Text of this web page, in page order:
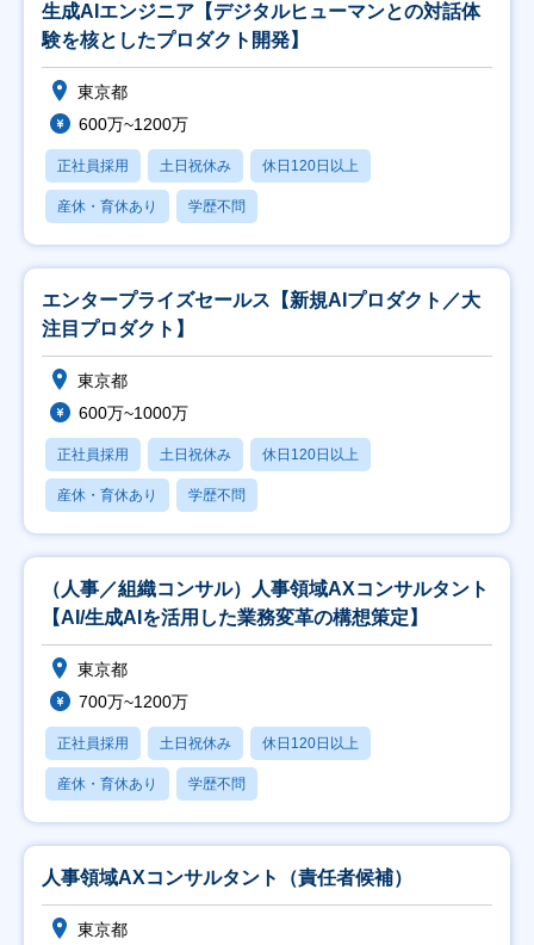
生成AIエンジニア【デジタルヒューマンとの対話体
験を核としたプロダクト開発】
東京都
600万~1200万
正社員採用 土日祝休み 休日120日以上
産休・育休あり 学歴不問
エンタープライズセールス【新規AIプロダクト／大
注目プロダクト】
東京都
600万~1000万
正社員採用 土日祝休み 休日120日以上
産休・育休あり 学歴不問
（人事／組織コンサル）人事領域AXコンサルタント
【AI/生成AIを活用した業務変革の構想策定】
東京都
700万~1200万
正社員採用 土日祝休み 休日120日以上
産休・育休あり 学歴不問
人事領域AXコンサルタント（責任者候補）
東京都